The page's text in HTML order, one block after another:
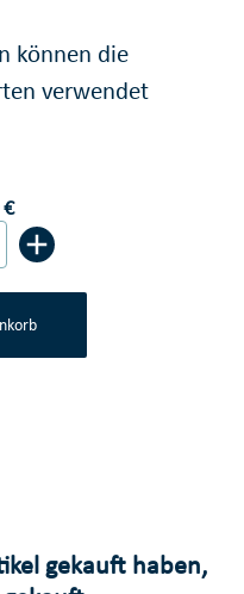
können die
verwendet
gekauft haben,